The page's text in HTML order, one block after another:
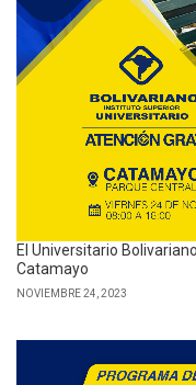
El Universitario
Catamayo
NOVIEMBRE 24, 2023